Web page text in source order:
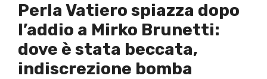
Perla Vatiero spiazza dopo
l’addio a Mirko Brunetti:
dove è stata beccata,
indiscrezione bomba